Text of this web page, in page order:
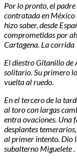
Por lo pronto, el
contratada en México
hizo saber, desde
comprometidas por
Cartagena. La corrida
El diestro Gitanillo de
solitario. Su primero
vuelta al ruedo.
En el tercero de la
al toro con largas
entra ovaciones. Una
desplantes
al primer intento. Dio
subalterno Miguelete .